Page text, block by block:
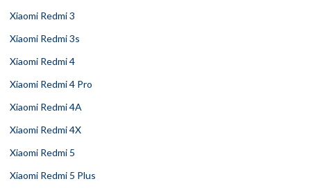
Xiaomi Redmi 3
Xiaomi Redmi 3s
Xiaomi Redmi 4
Xiaomi Redmi 4 Pro
Xiaomi Redmi 4A
Xiaomi Redmi 4X
Xiaomi Redmi 5
Xiaomi Redmi 5 Plus